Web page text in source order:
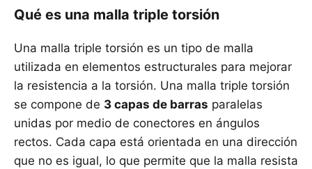
Qué es una malla triple torsión
Una malla triple torsión es un tipo de malla
utilizada en elementos estructurales para mejorar
la resistencia a la torsión. Una malla triple torsión
se compone de 3 capas de barras paralelas
unidas por medio de conectores en ángulos
rectos. Cada capa está orientada en una dirección
que no es igual, lo que permite que la malla resista